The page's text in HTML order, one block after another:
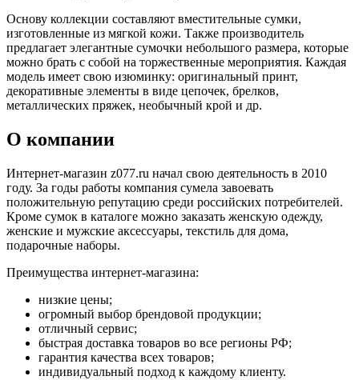
Основу коллекции составляют вместительные сумки,
изготовленные из мягкой кожи. Также производитель
предлагает элегантные сумочки небольшого размера, которые
можно брать с собой на торжественные мероприятия. Каждая
модель имеет свою изюминку: оригинальный принт,
декоративные элементы в виде цепочек, брелков,
металлических пряжек, необычный крой и др.
О компании
Интернет-магазин z077.ru начал свою деятельность в 2010
году. За годы работы компания сумела завоевать
положительную репутацию среди российских потребителей.
Кроме сумок в каталоге можно заказать женскую одежду,
женские и мужские аксессуары, текстиль для дома,
подарочные наборы.
Преимущества интернет-магазина:
низкие цены;
огромный выбор брендовой продукции;
отличный сервис;
быстрая доставка товаров во все регионы РФ;
гарантия качества всех товаров;
индивидуальный подход к каждому клиенту.